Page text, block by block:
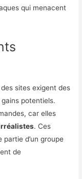
qui menacent
sites exigent des
potentiels.
car elles
. Ces
d’un groupe
de